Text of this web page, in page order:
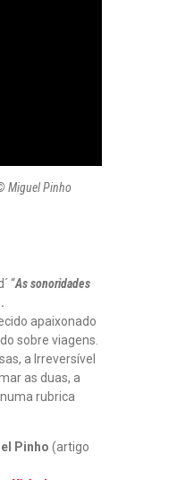
Miguel Pinho
“As sonoridades
apaixonado
sobre viagens.
a Irreversível
as duas, a
rubrica
Pinho (artigo